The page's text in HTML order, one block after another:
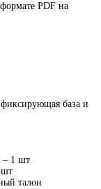
PDF на
база и
– 1 шт
шт
талон